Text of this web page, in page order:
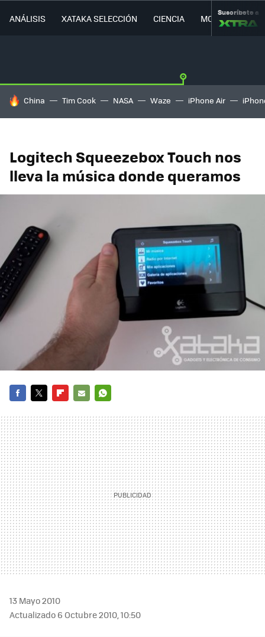
ANÁLISIS XATAKA SELECCIÓN CIENCIA MOVILIDAD
Suscríbete a
HOY SE HABLA DE
China Tim Cook NASA Waze iPhone Air
Logitech Squeezebox Touch nos
lleva la música donde queramos
MAIL
13 Mayo 2010
Actualizado 6 Octubre 2010, 10:50